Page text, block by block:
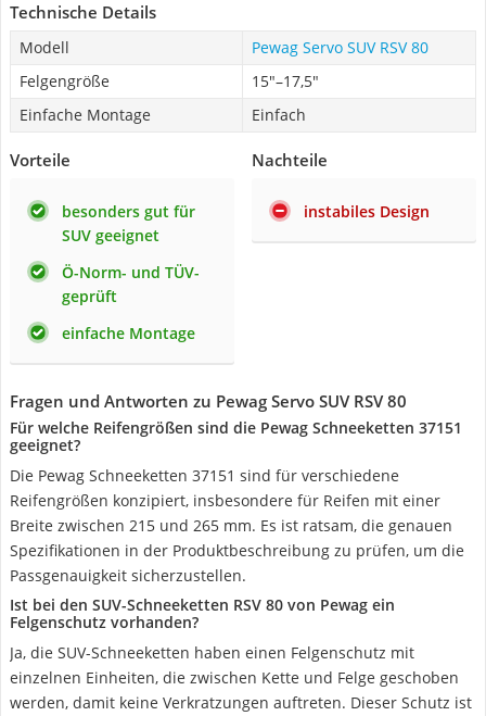
Technische Details
Modell
Pewag Servo SUV RSV 80
Felgengröße
15"–17,5"
Einfache Montage
Einfach
Vorteile
besonders gut für
SUV geeignet
Ö-Norm- und TÜV-
geprüft
einfache Montage
Nachteile
instabiles Design
Fragen und Antworten zu Pewag Servo SUV RSV 80
Für welche Reifengrößen sind die Pewag Schneeketten 37151
geeignet?
Die Pewag Schneeketten 37151 sind für verschiedene
Reifengrößen konzipiert, insbesondere für Reifen mit einer
Breite zwischen 215 und 265 mm. Es ist ratsam, die genauen
Spezifikationen in der Produktbeschreibung zu prüfen, um die
Passgenauigkeit sicherzustellen.
Ist bei den SUV-Schneeketten ‎RSV 80 von Pewag ein
Felgenschutz vorhanden?
Ja, die SUV-Schneeketten haben einen Felgenschutz mit
einzelnen Einheiten, die zwischen Kette und Felge geschoben
werden, damit keine Verkratzungen auftreten. Dieser Schutz ist